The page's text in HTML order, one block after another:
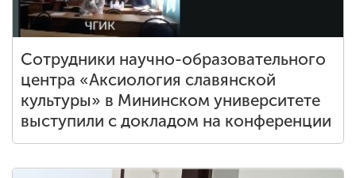
Сотрудники научно-образовательного
центра «Аксиология славянской
культуры» в Мининском университете
выступили с докладом на конференции